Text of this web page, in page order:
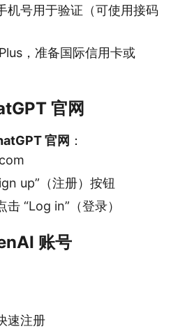
机号用于验证（可使用接码
，准备国际信用卡或
官网
官网 ：
up”（注册）按钮
“Log in”（登录）
账号
速注册